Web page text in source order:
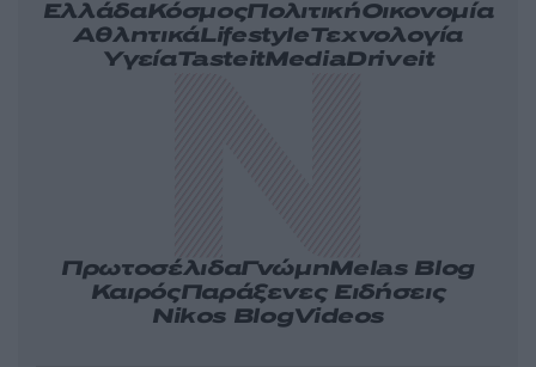
ΕλλάδαΚόσμοςΠολιτικήΟικονομία
ΑθλητικάLifestyleΤεχνολογία
ΥγείαTasteitMediaDriveit
ΠρωτοσέλιδαΓνώμηMelas Blog
ΚαιρόςΠαράξενες Ειδήσεις
Nikos BlogVideos